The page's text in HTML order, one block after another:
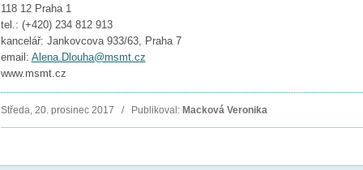
118 12 Praha 1
tel.: (+420) 234 812 913
kancelář: Jankovcova 933/63, Praha 7
email: Alena.Dlouha@msmt.cz
www.msmt.cz
Středa, 20. prosinec 2017 / Publikoval: Macková Veronika